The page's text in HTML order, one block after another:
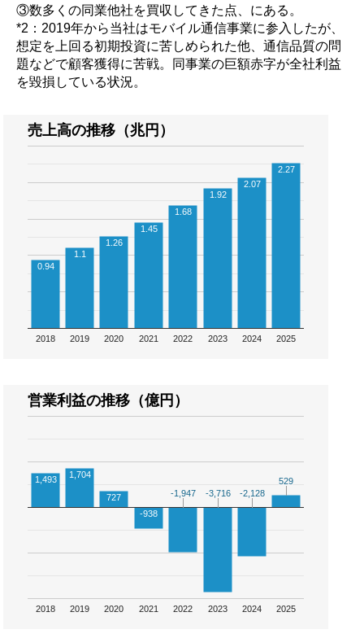
③数多くの同業他社を買収してきた点、にある。
*2：2019年から当社はモバイル通信事業に参入したが、
想定を上回る初期投資に苦しめられた他、通信品質の問
題などで顧客獲得に苦戦。同事業の巨額赤字が全社利益
を毀損している状況。
売上高の推移（兆円）
2018 2019 2020 2021 2022 2023 2024 2025
0.94
1.1
1.26
1.45
1.68
1.92
2.07
2.27
営業利益の推移（億円）
2018 2019 2020 2021 2022 2023 2024 2025
1,493 1,704
727
-938
-1,947
-1,947 -3,716
-3,716 -2,128
-2,128
529
529